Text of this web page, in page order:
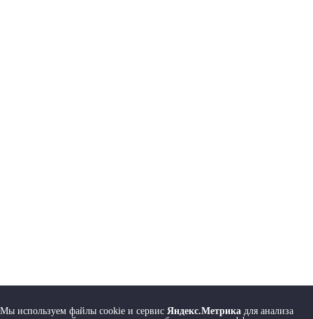
Мы используем файлы cookie и сервис Яндекс.Метрика для анализа